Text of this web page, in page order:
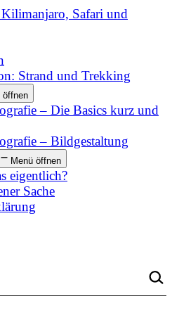
Kilimanjaro, Safari und
Strand und Trekking
öffnen
– Die Basics kurz und
– Bildgestaltung
Menü öffnen
eigentlich?
Sache